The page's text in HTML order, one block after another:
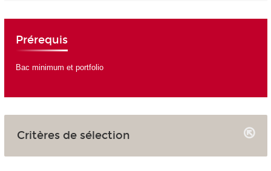
Prérequis
Bac minimum et portfolio
Critères de sélection